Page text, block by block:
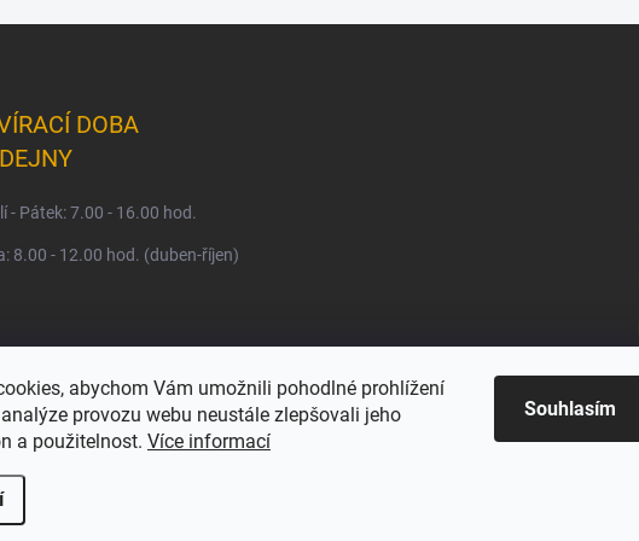
abychom Vám umožnili pohodlné prohlížení
provozu webu neustále zlepšovali jeho
a použitelnost. Více informací
Souhlasím
DOBA
- Pátek: 7.00 - 16.00 hod.
8.00 - 12.00 hod. (duben-říjen)